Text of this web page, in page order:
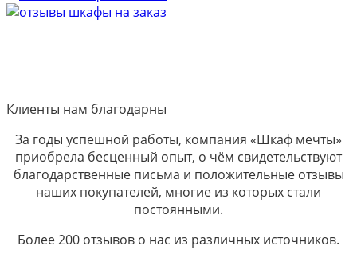
Клиенты нам благодарны
За годы успешной работы, компания «Шкаф мечты»
приобрела бесценный опыт, о чём свидетельствуют
благодарственные письма и положительные отзывы
наших покупателей, многие из которых стали
постоянными.
Более 200 отзывов о нас из различных источников.